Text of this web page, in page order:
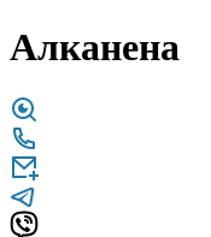
Алканена